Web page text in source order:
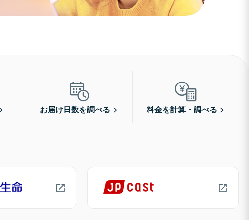
お届け日数を調べる 料金を計算・調べる